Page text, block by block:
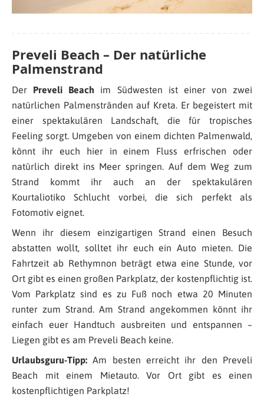
Preveli Beach – Der natürliche
Palmenstrand
Der Preveli Beach im Südwesten ist einer von zwei
natürlichen Palmenstränden auf Kreta. Er begeistert mit
einer spektakulären Landschaft, die für tropisches
Feeling sorgt. Umgeben von einem dichten Palmenwald,
könnt ihr euch hier in einem Fluss erfrischen oder
natürlich direkt ins Meer springen. Auf dem Weg zum
Strand kommt ihr auch an der spektakulären
Kourtaliotiko Schlucht vorbei, die sich perfekt als
Fotomotiv eignet.
Wenn ihr diesem einzigartigen Strand einen Besuch
abstatten wollt, solltet ihr euch ein Auto mieten. Die
Fahrtzeit ab Rethymnon beträgt etwa eine Stunde, vor
Ort gibt es einen großen Parkplatz, der kostenpflichtig ist.
Vom Parkplatz sind es zu Fuß noch etwa 20 Minuten
runter zum Strand. Am Strand angekommen könnt ihr
einfach euer Handtuch ausbreiten und entspannen –
Liegen gibt es am Preveli Beach keine.
Urlaubsguru-Tipp: Am besten erreicht ihr den Preveli
Beach mit einem Mietauto. Vor Ort gibt es einen
kostenpflichtigen Parkplatz!